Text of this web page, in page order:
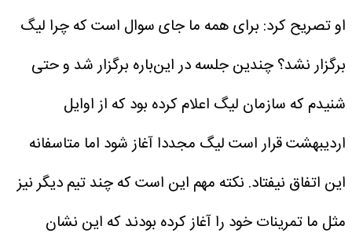
او تصریح کرد: برای همه ما جای سوال است که چرا لیگ
برگزار نشد؟ چندین جلسه در این‌باره برگزار شد و حتی
شنیدم که سازمان لیگ اعلام کرده بود که از اوایل
اردیبهشت قرار است لیگ مجددا آغاز شود اما متاسفانه
این اتفاق نیفتاد. نکته مهم این است که چند تیم دیگر نیز
مثل ما تمرینات خود را آغاز کرده بودند که این نشان